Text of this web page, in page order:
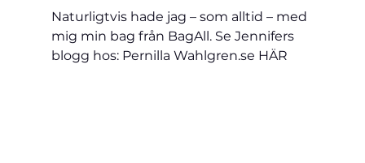
Naturligtvis hade jag – som alltid – med
mig min bag från BagAll. Se Jennifers
blogg hos: Pernilla Wahlgren.se HÄR